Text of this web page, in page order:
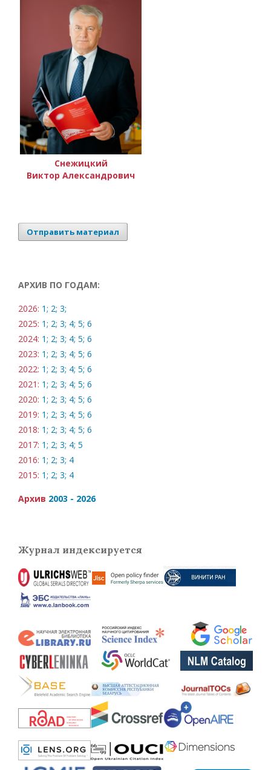
Снежицкий
Виктор Александрович
Отправить материал
АРХИВ ПО ГОДАМ:
2026: 1; 2; 3;
2025: 1; 2; 3; 4; 5; 6
2024: 1; 2; 3; 4; 5; 6
2023: 1; 2; 3; 4; 5; 6
2022: 1; 2; 3; 4; 5; 6
2021: 1; 2; 3; 4; 5; 6
2020: 1; 2; 3; 4; 5; 6
2019: 1; 2; 3; 4; 5; 6
2018: 1; 2; 3; 4; 5; 6
2017: 1; 2; 3; 4; 5
2016: 1; 2; 3; 4
2015: 1; 2; 3; 4
Архив 2003 - 2026
Журнал индексируется